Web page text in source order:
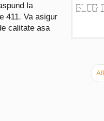
la
411. Va asigur
calitate asa